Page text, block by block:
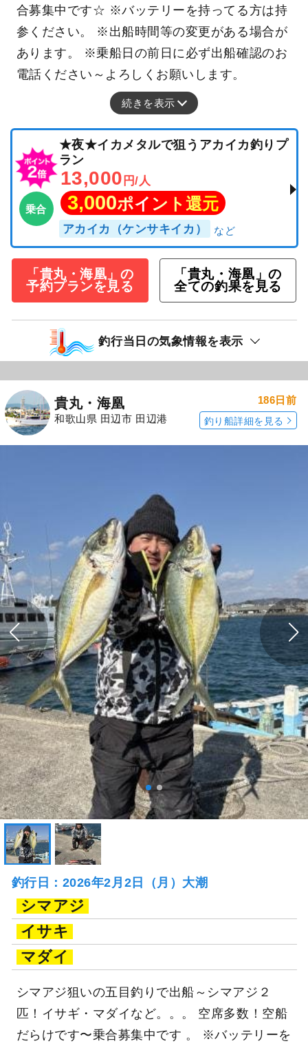
合募集中です☆ ※バッテリーを持ってる方は持
参ください。 ※出船時間等の変更がある場合が
あります。 ※乗船日の前日に必ず出船確認のお
電話ください～よろしくお願いします。
続きを表示
乗合
★夜★イカメタルで狙うアカイカ釣りプ
ラン
13,000 円/人
3,000ポイント還元
アカイカ（ケンサキイカ）
「貴丸・海凰」の
予約プランを見る
「貴丸・海凰」の
全ての釣果を見る
釣行当日の気象情報を表示
貴丸・海凰
和歌山県 田辺市 田辺港
186日前
釣り船詳細を見る
釣行日：2026年2月2日（月）大潮
シマアジ
イサキ
マダイ
シマアジ狙いの五目釣りで出船～シマアジ２
匹！イサギ・マダイなど。。。 空席多数！空船
だらけです〜乗合募集中です 。 ※バッテリーを